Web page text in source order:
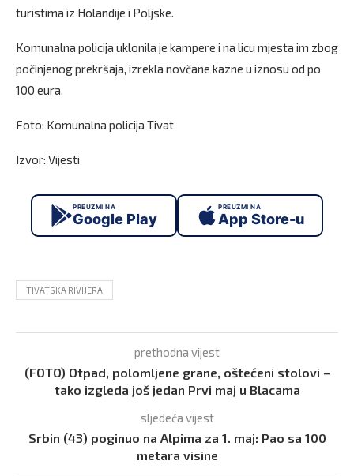
turistima iz Holandije i Poljske.
Komunalna policija uklonila je kampere i na licu mjesta im zbog
počinjenog prekršaja, izrekla novčane kazne u iznosu od po
100 eura.
Foto: Komunalna policija Tivat
Izvor: Vijesti
PREUZMI NA
Google Play
PREUZMI NA
App Store-u
TIVATSKA RIVIJERA
prethodna vijest
(FOTO) Otpad, polomljene grane, oštećeni stolovi –
tako izgleda još jedan Prvi maj u Blacama
sljedeća vijest
Srbin (43) poginuo na Alpima za 1. maj: Pao sa 100
metara visine